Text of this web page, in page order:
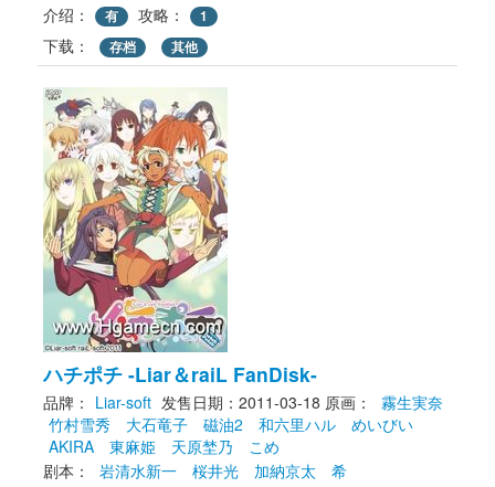
介绍：
有 攻略： 1
下载： 存档 其他
ハチポチ -Liar＆raiL FanDisk-
品牌： Liar-soft 发售日期：2011-03-18 原画：
霧生実奈
竹村雪秀
大石竜子 磁油2 和六里ハル
めいびい
AKIRA
東麻姫 天原埜乃
こめ
剧本：
岩清水新一 桜井光 加納京太
希